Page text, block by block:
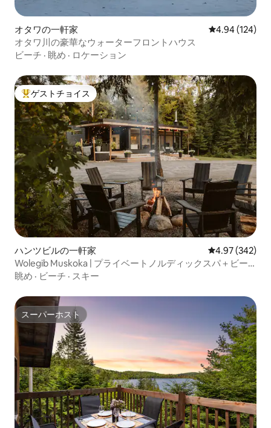
オタワの一軒家 レビュー124
4.94 (124)
オタワ川の豪華なウォーターフロントハウス
ビーチ · 眺め · ロケーション
大好評のゲストチョイスです。
ゲストチョイス
ハンツビルの一軒家 レビュー342
4.97 (342)
Wolegib Muskoka | プライベートノルディックスパ＋ビー
チ
眺め · ビーチ · スキー
スーパーホスト
スーパーホスト